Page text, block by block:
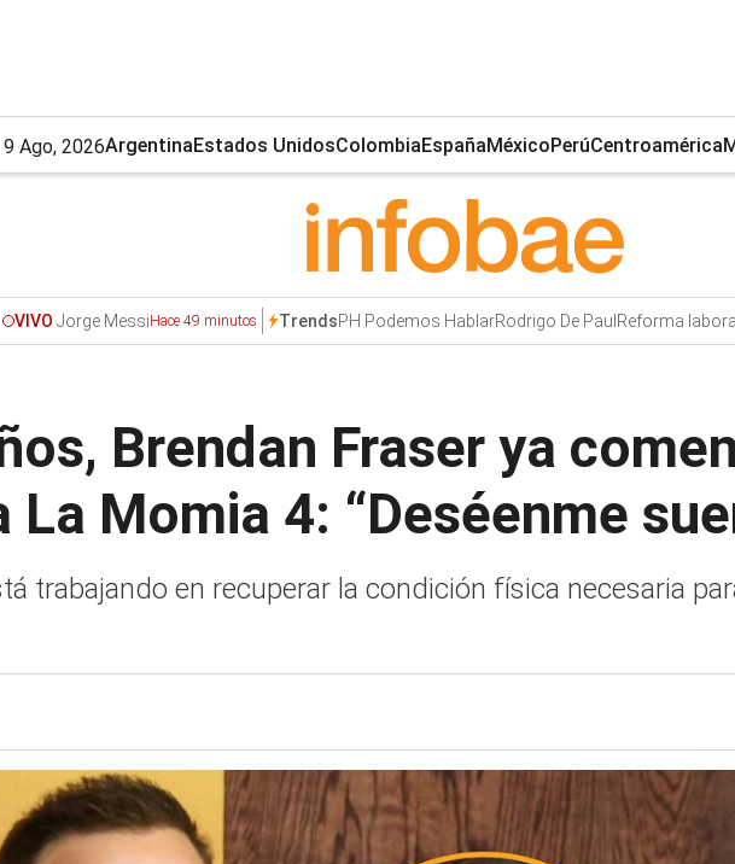
9 Ago, 2026ArgentinaEstados UnidosColombiaEspañaMéxicoPerúCentroamérica
VIVO Jorge MessiHace 49 minutos TrendsPH Podemos HablarRodrigo De PaulReforma
Brendan Fraser ya
Momia 4: “Deséenme
trabajando en recuperar la condición física necesaria